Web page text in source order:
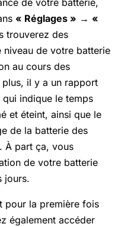
de votre batterie,
« Réglages » → «
trouverez des
niveau de votre batterie
au cours des
il y a un rapport
indique le temps
et éteint, ainsi que le
de la batterie des
À part ça, vous
de votre batterie
jours.
pour la première fois
également accéder